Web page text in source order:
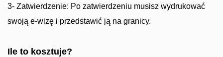
3- Zatwierdzenie: Po zatwierdzeniu musisz wydrukować
swoją e-wizę i przedstawić ją na granicy.
Ile to kosztuje?